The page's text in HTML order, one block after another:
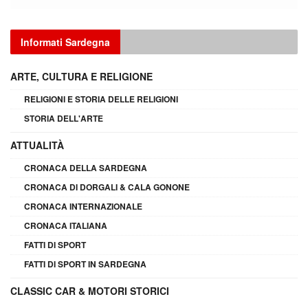
Informati Sardegna
ARTE, CULTURA E RELIGIONE
RELIGIONI E STORIA DELLE RELIGIONI
STORIA DELL'ARTE
ATTUALITÀ
CRONACA DELLA SARDEGNA
CRONACA DI DORGALI & CALA GONONE
CRONACA INTERNAZIONALE
CRONACA ITALIANA
FATTI DI SPORT
FATTI DI SPORT IN SARDEGNA
CLASSIC CAR & MOTORI STORICI